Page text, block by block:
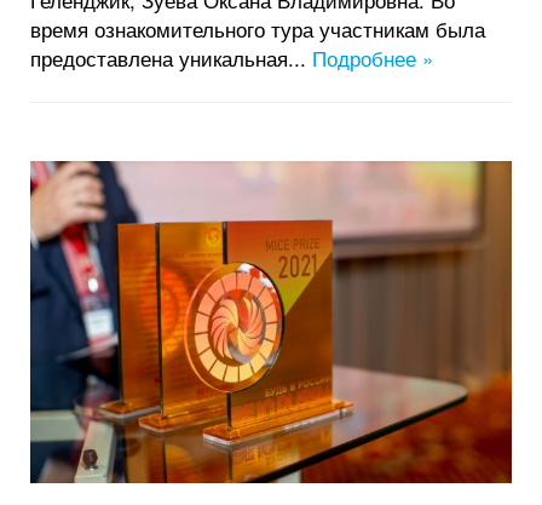
время ознакомительного тура участникам была
предоставлена уникальная... Подробнее »